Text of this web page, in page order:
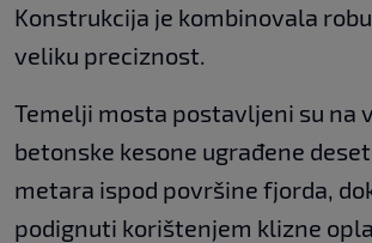
Konstrukcija je kombinovala
veliku preciznost.
Temelji mosta postavljeni su na
betonske kesone ugrađene
metara ispod površine fjorda,
podignuti korištenjem klizne